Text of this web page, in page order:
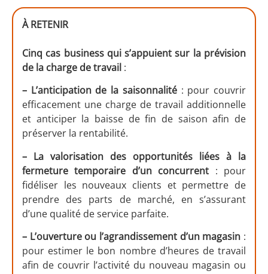
À RETENIR
Cinq cas business qui s’appuient sur la prévision
de la charge de travail :
– L’anticipation de la saisonnalité: pour couvrir
efficacement une charge de travail additionnelle
et anticiper la baisse de fin de saison afin de
préserver la rentabilité.
– La valorisation des opportunités liées à la
fermeture temporaire d’un concurrent : pour
fidéliser les nouveaux clients et permettre de
prendre des parts de marché, en s’assurant
d’une qualité de service parfaite.
– L’ouverture ou l’agrandissement d’un magasin :
pour estimer le bon nombre d’heures de travail
afin de couvrir l’activité du nouveau magasin ou